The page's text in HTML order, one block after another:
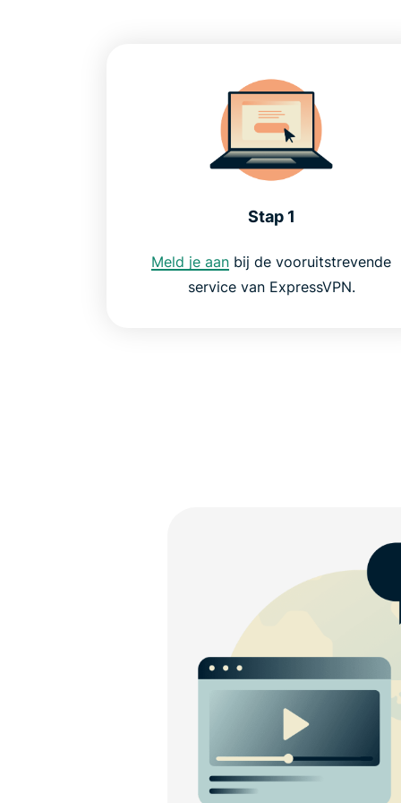
Stap 1
Meld je aan bij de vooruitstrevende
service van ExpressVPN.